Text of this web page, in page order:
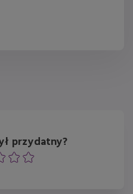
przydatny?
Ocena
OcenaOcena